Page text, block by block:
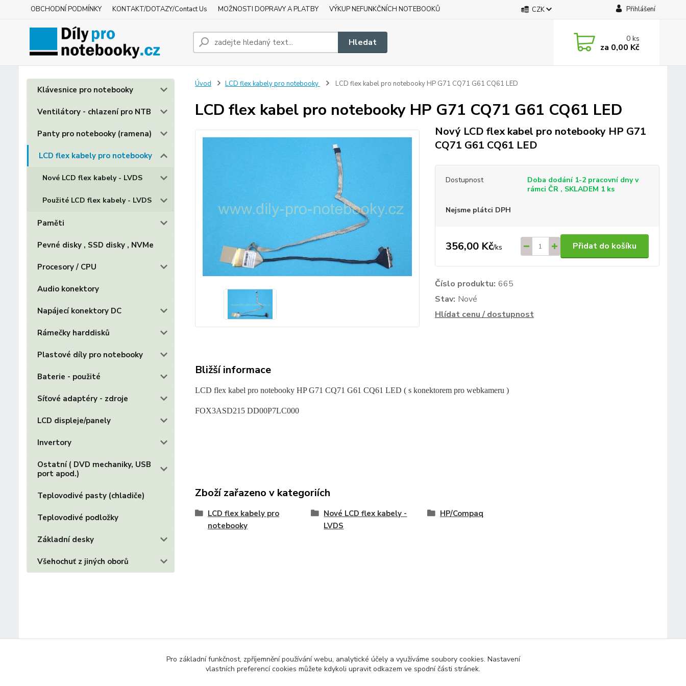
OBCHODNÍ PODMÍNKY KONTAKT/DOTAZY/Contact Us MOŽNOSTI DOPRAVY A PLATBY VÝKUP NEFUNKČNÍCH NOTEBOOKŮ CZK Přihlášení
Hledat 0ks
za 0,00 Kč
Klávesnice pro notebooky
Ventilátory - chlazení pro NTB
Panty pro notebooky (ramena)
LCD flex kabely pro notebooky
Nové LCD flex kabely - LVDS
Použité LCD flex kabely - LVDS
Paměti
Pevné disky , SSD disky , NVMe
Procesory / CPU
Audio konektory
Napájecí konektory DC
Rámečky harddisků
Plastové díly pro notebooky
Baterie - použité
Síťové adaptéry - zdroje
LCD displeje/panely
Invertory
Ostatní ( DVD mechaniky, USB
port apod.)
Teplovodivé pasty (chladiče)
Teplovodivé podložky
Základní desky
Všehochuť z jiných oborů
Úvod LCD flex kabely pro notebooky LCD flex kabel pro notebooky HP G71 CQ71 G61 CQ61 LED
LCD flex kabel pro notebooky HP G71 CQ71 G61 CQ61 LED
Nový LCD flex kabel pro notebooky HP G71
CQ71 G61 CQ61 LED
Dostupnost
Doba dodání 1-2 pracovní dny v
rámci ČR , SKLADEM 1 ks
Nejsme plátci DPH
356,00 Kč/ks Přidat do košíku
Číslo produktu: 665
Stav: Nové
Hlídat cenu / dostupnost
Bližší informace
LCD flex kabel pro notebooky HP G71 CQ71 G61 CQ61 LED ( s konektorem pro webkameru )
FOX3ASD215 DD00P7LC000
Zboží zařazeno v kategoriích
LCD flex kabely pro
notebooky
Nové LCD flex kabely -
LVDS
HP/Compaq
Pro základní funkčnost, zpříjemnění používání webu, analytické účely a využíváme soubory cookies. Nastavení
vlastních preferencí cookies můžete kdykoli upravit odkazem ve spodní části stránek.